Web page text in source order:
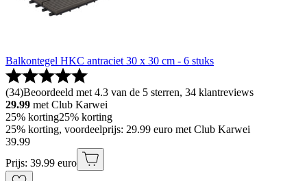
Balkontegel HKC antraciet 30 x 30 cm - 6 stuks
(34)Beoordeeld met 4.3 van de 5 sterren, 34 klantreviews
29.99 met Club Karwei
25% korting25% korting
25% korting, voordeelprijs: 29.99 euro met Club Karwei
39.99
Prijs: 39.99 euro